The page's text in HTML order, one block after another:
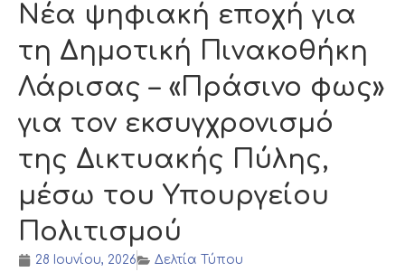
Νέα ψηφιακή εποχή για
τη Δημοτική Πινακοθήκη
Λάρισας – «Πράσινο φως»
για τον εκσυγχρονισμό
της Δικτυακής Πύλης,
μέσω του Υπουργείου
Πολιτισμού
28 Ιουνίου, 2026
Δελτία Τύπου